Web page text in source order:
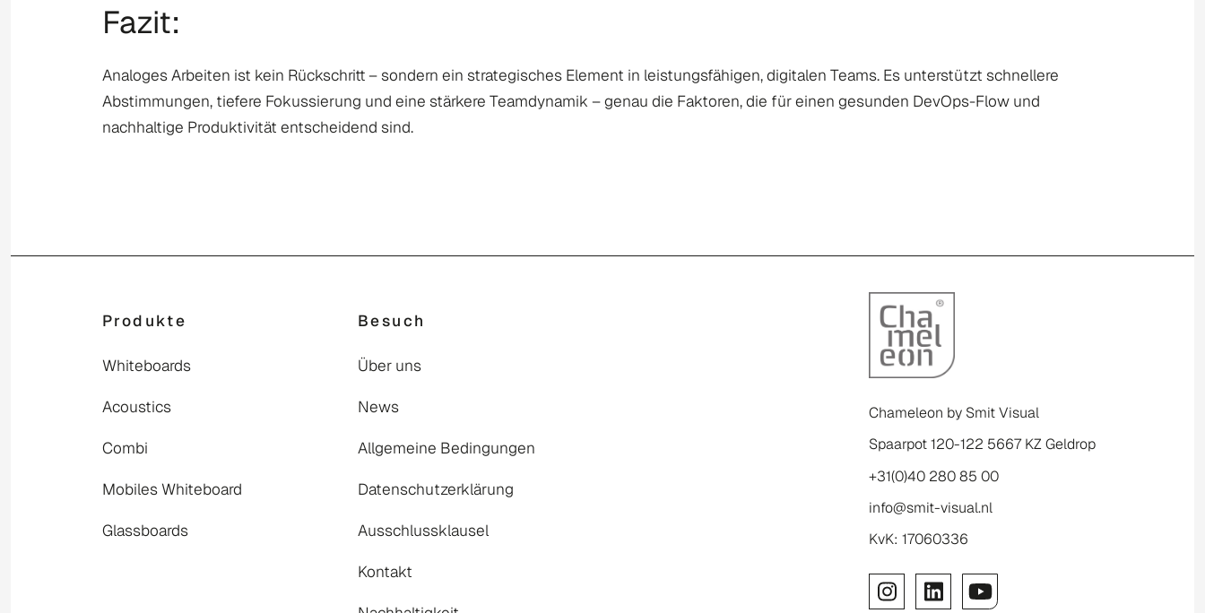
Fazit:
Analoges Arbeiten ist kein Rückschritt – sondern ein strategisches Element in leistungsfähigen, digitalen Teams. Es unterstützt schnellere
Abstimmungen, tiefere Fokussierung und eine stärkere Teamdynamik – genau die Faktoren, die für einen gesunden DevOps-Flow und
nachhaltige Produktivität entscheidend sind.
Produkte
Whiteboards
Acoustics
Combi
Mobiles Whiteboard
Glassboards
Besuch
Über uns
News
Allgemeine Bedingungen
Datenschutzerklärung
Ausschlussklausel
Kontakt
Chameleon by Smit Visual
Spaarpot 120-122 5667 KZ Geldrop
+31(0)40 280 85 00
info@smit-visual.nl
KvK: 17060336